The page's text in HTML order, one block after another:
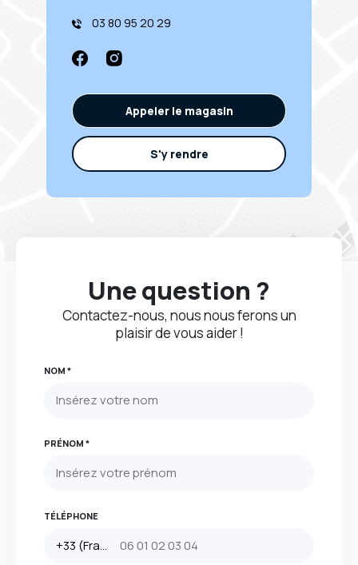
03 80 95 20 29
Appeler le magasin
S'y rendre
Une question ?
Contactez-nous, nous nous ferons un
plaisir de vous aider !
NOM *
PRÉNOM *
TÉLÉPHONE